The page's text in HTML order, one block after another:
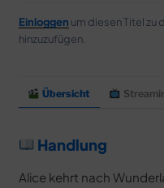
Einloggen um diesen Titel zu
hinzuzufügen.
Übersicht
Handlung
Alice kehrt nach